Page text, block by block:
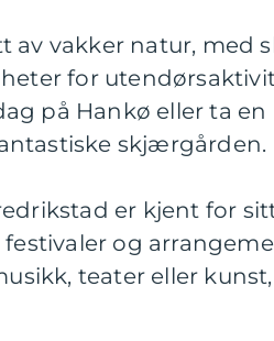
av vakker natur, med
for
på Hankø eller ta
skjærgården.
er kjent for
og
teater eller